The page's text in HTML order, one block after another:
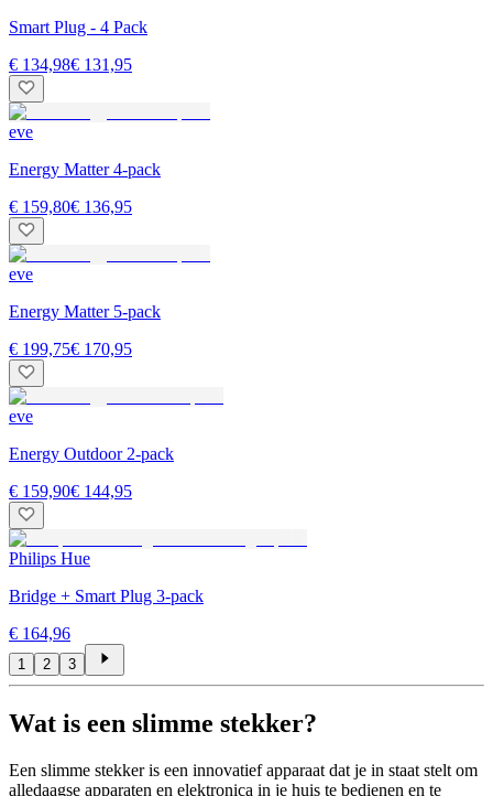
Smart Plug - 4 Pack
€ 134,98€ 131,95
eve
Energy Matter 4-pack
€ 159,80€ 136,95
eve
Energy Matter 5-pack
€ 199,75€ 170,95
eve
Energy Outdoor 2-pack
€ 159,90€ 144,95
Philips Hue
Bridge + Smart Plug 3-pack
€ 164,96
1 2 3
Wat is een slimme stekker?
Een slimme stekker is een innovatief apparaat dat je in staat stelt om
alledaagse apparaten en elektronica in je huis te bedienen en te